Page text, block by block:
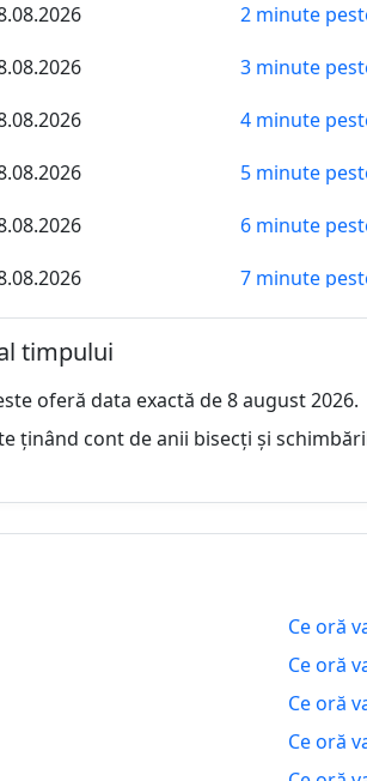
2 minute
3 minute
4 minute
5 minute
6 minute
7 minute
10 minute
12 minute
15 minute
16 minute
timpului
oferă data exactă de 8 august 2026.
ținând cont de anii bisecți și
Ce oră
Ce oră
Ce oră
Ce oră